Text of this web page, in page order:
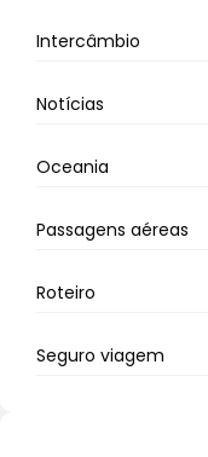
Intercâmbio
Notícias
Oceania
Passagens aéreas
Roteiro
Seguro viagem